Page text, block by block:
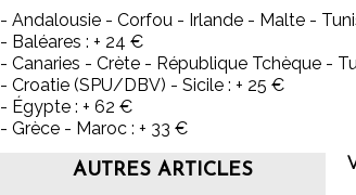
- Andalousie - Corfou - Irlande - Malte -
- Baléares : + 24 €
- Canaries - Crète - République Tchèque -
- Croatie (SPU/DBV) - Sicile : + 25 €
- Égypte : + 62 €
- Grèce - Maroc : + 33 €
AUTRES ARTICLES